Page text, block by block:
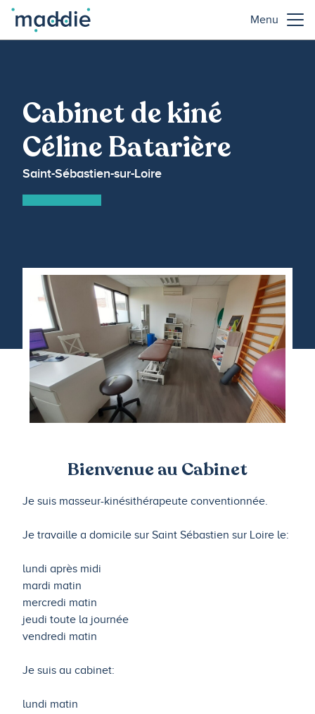
Menu
Cabinet de kiné
Céline Batarière
Saint-Sébastien-sur-Loire
Bienvenue au Cabinet
Je suis masseur-kinésithérapeute conventionnée.
Je travaille a domicile sur Saint Sébastien sur Loire le:
lundi après midi
mardi matin
mercredi matin
jeudi toute la journée
vendredi matin
Je suis au cabinet:
lundi matin